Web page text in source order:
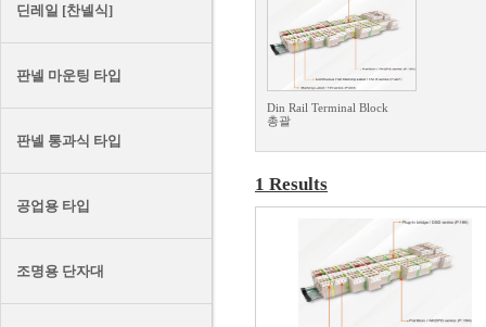
딘레일 [찬넬식]
판넬 마운팅 타입
판넬 통과식 타입
공업용 타입
조명용 단자대
Din Rail Terminal Block
총괄
1 Results